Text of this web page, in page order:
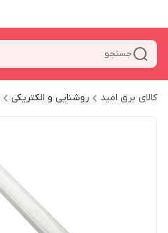
جستجو
کالای برق امید روشنایی و الکتریکی